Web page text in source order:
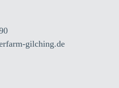
gilching.de